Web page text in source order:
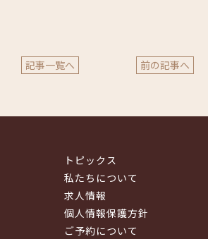
記事一覧へ 前の記事へ
トピックス
私たちについて
求人情報
個人情報保護方針
ご予約について